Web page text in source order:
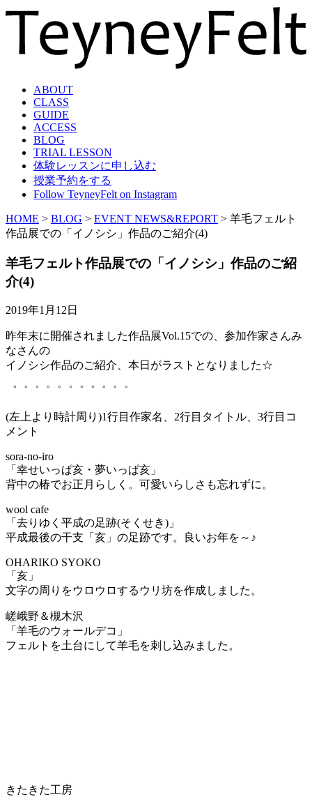
ABOUT
CLASS
GUIDE
ACCESS
BLOG
TRIAL LESSON
体験レッスンに申し込む
授業予約をする
Follow TeyneyFelt on Instagram
HOME > BLOG > EVENT NEWS&REPORT > 羊毛フェルト
作品展での「イノシシ」作品のご紹介(4)
羊毛フェルト作品展での「イノシシ」作品のご紹
介(4)
2019年1月12日
昨年末に開催されました作品展Vol.15での、参加作家さんみ
なさんの
イノシシ作品のご紹介、本日がラストとなりました☆
゜゜゜゜゜゜゜゜゜゜゜
(左上より時計周り)1行目作家名、2行目タイトル、3行目コ
メント
sora-no-iro
「幸せいっぱ亥・夢いっぱ亥」
背中の椿でお正月らしく。可愛いらしさも忘れずに。
wool cafe
「去りゆく平成の足跡(そくせき)」
平成最後の干支「亥」の足跡です。良いお年を～♪
OHARIKO SYOKO
「亥」
文字の周りをウロウロするウリ坊を作成しました。
嵯峨野＆槻木沢
「羊毛のウォールデコ」
フェルトを土台にして羊毛を刺し込みました。
きたきた工房